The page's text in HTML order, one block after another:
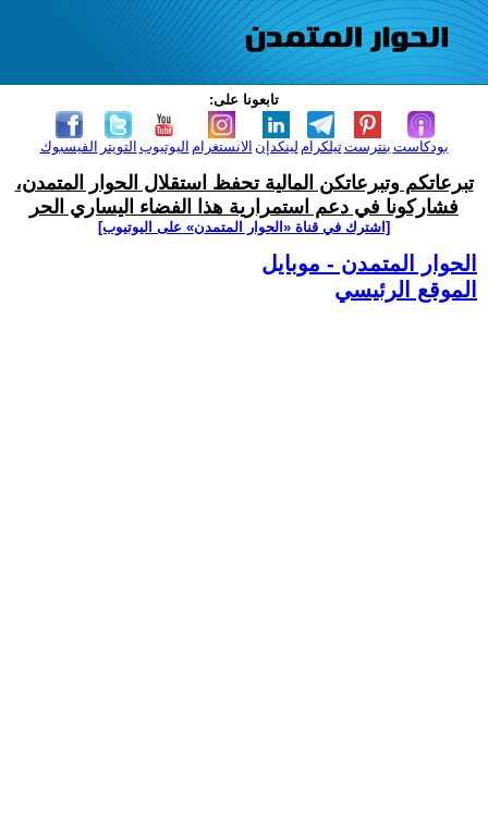
تابعونا على:
الفيسبوك التويتر اليوتيوب الانستغرام لينكدإن تيلكرامبنترست بودكاست
تبرعاتكم وتبرعاتكن المالية تحفظ استقلال الحوار المتمدن،
فشاركونا في دعم استمرارية هذا الفضاء اليساري الحر
[اشترك في قناة ‫«الحوار المتمدن» على اليوتيوب]
الحوار المتمدن - موبايل
الموقع الرئيسي